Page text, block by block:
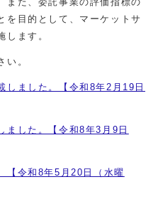
を目的として、マーケットサ
します。
い。
しました。【令和8年2月19日
ました。【令和8年3月9日
【令和8年5月20日（水曜